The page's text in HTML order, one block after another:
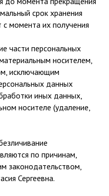
срок хранения
момента их получения
части персональных
носителем,
исключающим
данных
иных данных,
носителе (удаление,
по причинам,
законодательством,
Сергеевна.